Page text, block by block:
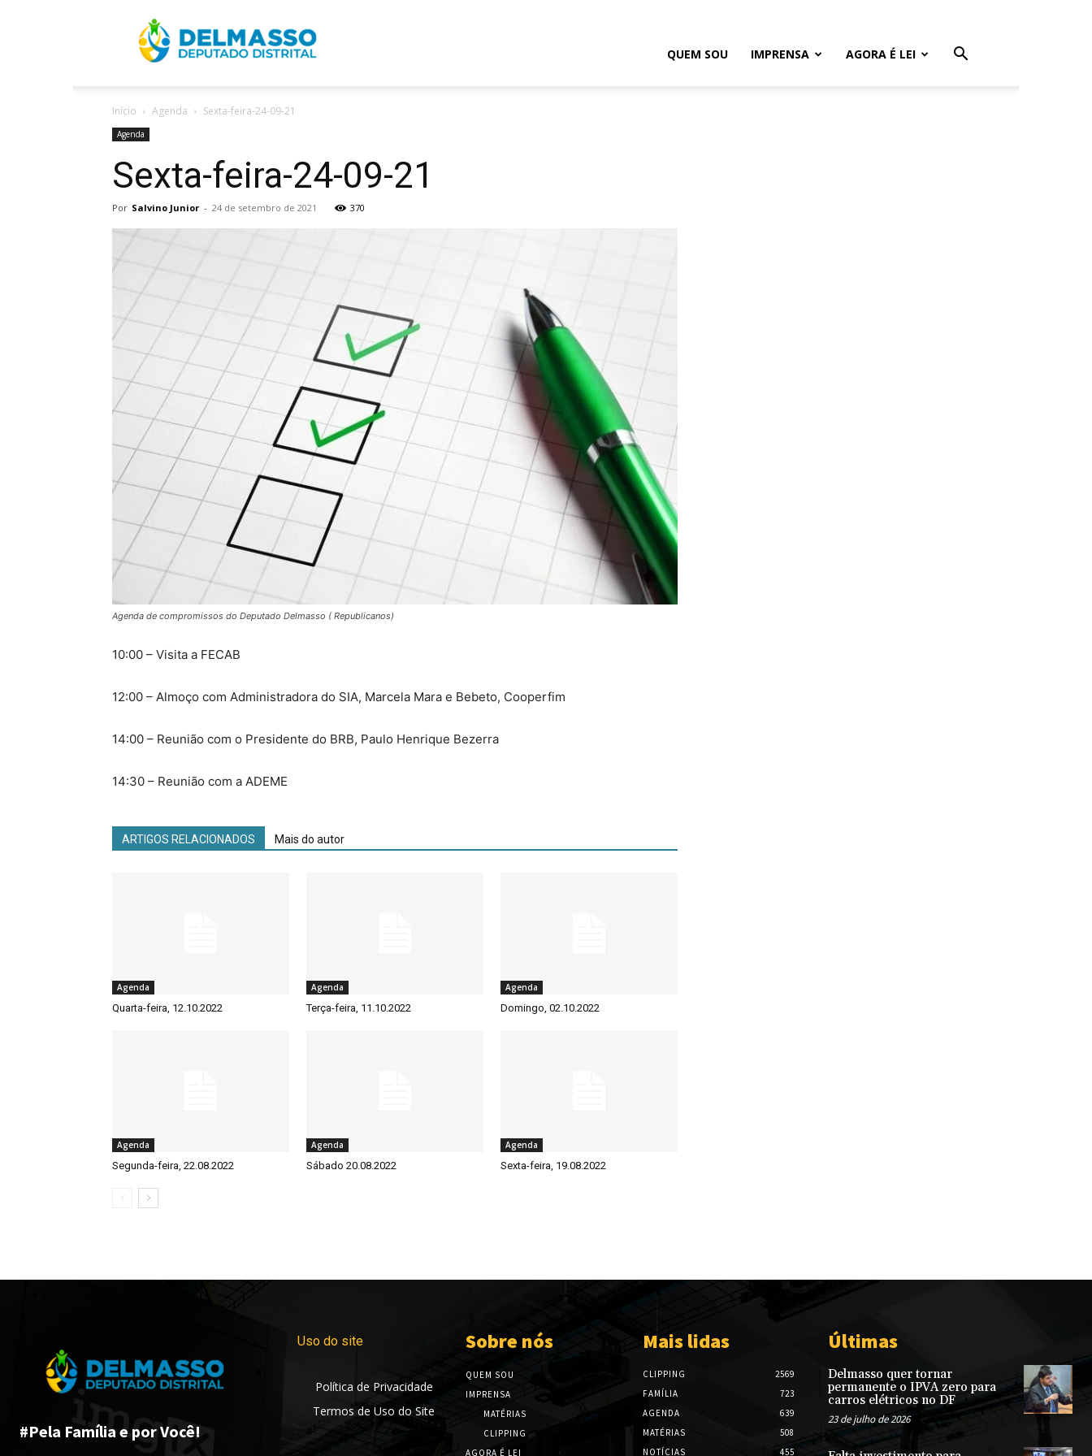
QUEM SOU IMPRENSA AGORA É LEI
Início Agenda Sexta-feira-24-09-21
Agenda
Sexta-feira-24-09-21
Por Salvino Junior - 24 de setembro de 2021 370
Agenda de compromissos do Deputado Delmasso ( Republicanos)
10:00 – Visita a FECAB
12:00 – Almoço com Administradora do SIA, Marcela Mara e Bebeto, Cooperfim
14:00 – Reunião com o Presidente do BRB, Paulo Henrique Bezerra
14:30 – Reunião com a ADEME
ARTIGOS RELACIONADOS Mais do autor
Agenda
Quarta-feira, 12.10.2022
Agenda
Terça-feira, 11.10.2022
Agenda
Domingo, 02.10.2022
Agenda
Segunda-feira, 22.08.2022
Agenda
Sábado 20.08.2022
Agenda
Sexta-feira, 19.08.2022
#Pela Família e por Você!
Uso do site
Política de Privacidade
Termos de Uso do Site
Sobre nós
QUEM SOU
IMPRENSA
MATÉRIAS
CLIPPING
AGORA É LEI
Mais lidas
CLIPPING
2569
FAMÍLIA
723
AGENDA
639
MATÉRIAS
508
NOTÍCIAS
455
Últimas
Delmasso quer tornar
permanente o IPVA zero para
carros elétricos no DF
23 de julho de 2026